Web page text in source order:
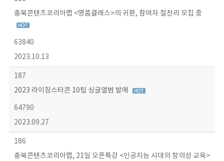
충북콘텐츠코리아랩 <명품클래스>의 귀환, 참여자 절찬리 모집 중
63840
2023.10.13
187
2023 라이징스타콘 10팀 싱글앨범 발매
64790
2023.09.27
186
충북콘텐츠코리아랩, 21일 오픈특강 <인공지능 시대의 창의성 교육>